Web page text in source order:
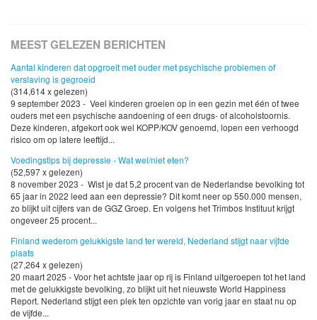
MEEST GELEZEN BERICHTEN
Aantal kinderen dat opgroeit met ouder met psychische problemen of
verslaving is gegroeid
(314,614 x gelezen)
9 september 2023 - Veel kinderen groeien op in een gezin met één of twee
ouders met een psychische aandoening of een drugs- of alcoholstoornis.
Deze kinderen, afgekort ook wel KOPP/KOV genoemd, lopen een verhoogd
risico om op latere leeftijd...
Voedingstips bij depressie - Wat wel/niet eten?
(52,597 x gelezen)
8 november 2023 - Wist je dat 5,2 procent van de Nederlandse bevolking tot
65 jaar in 2022 leed aan een depressie? Dit komt neer op 550.000 mensen,
zo blijkt uit cijfers van de GGZ Groep. En volgens het Trimbos Instituut krijgt
ongeveer 25 procent...
Finland wederom gelukkigste land ter wereld, Nederland stijgt naar vijfde
plaats
(27,264 x gelezen)
20 maart 2025 - Voor het achtste jaar op rij is Finland uitgeroepen tot het land
met de gelukkigste bevolking, zo blijkt uit het nieuwste World Happiness
Report. Nederland stijgt een plek ten opzichte van vorig jaar en staat nu op
de vijfde...